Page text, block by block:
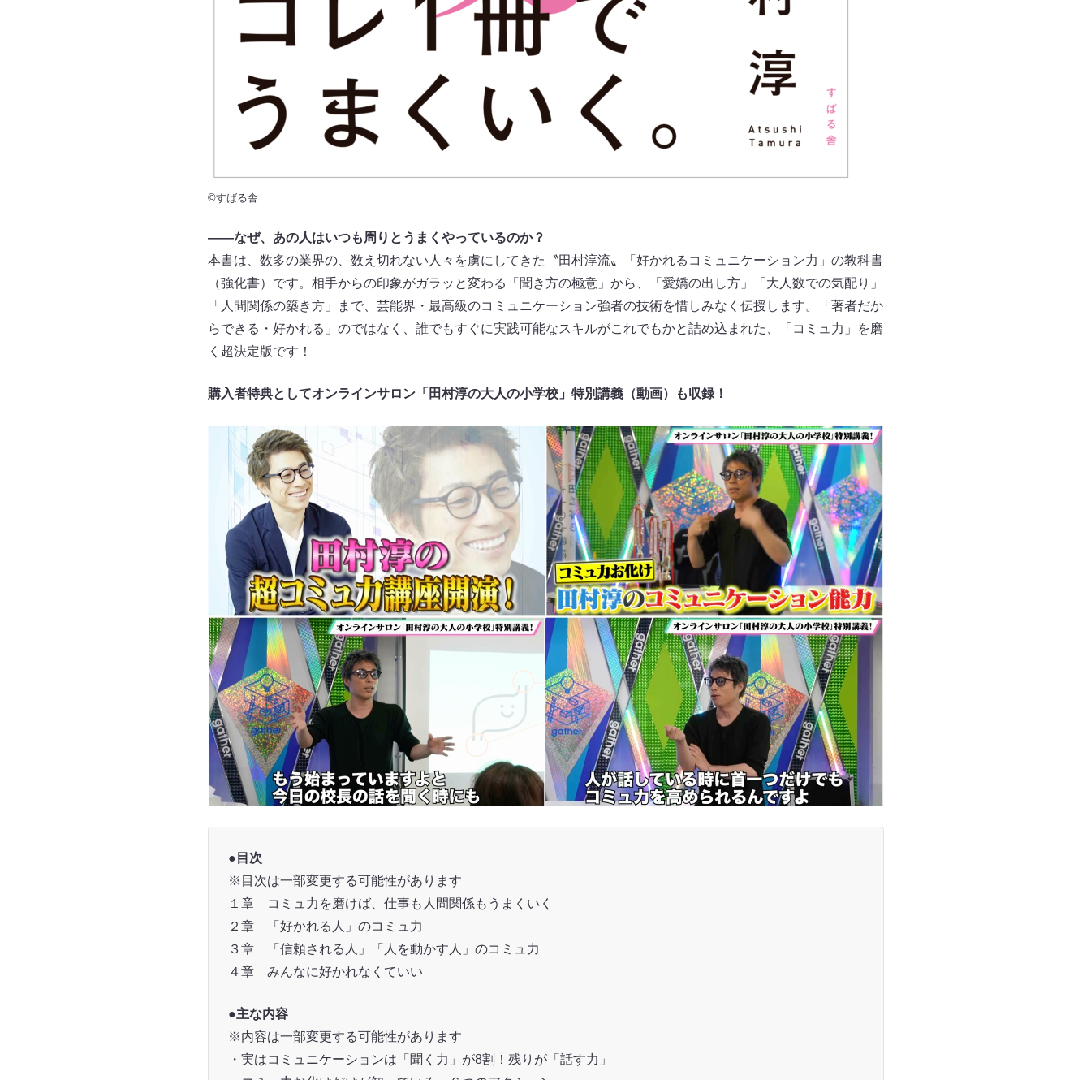
©すばる舎
――なぜ、あの人はいつも周りとうまくやっているのか？
本書は、数多の業界の、数え切れない人々を虜にしてきた〝田村淳流〟「好かれるコミュニケーション力」の教科書
（強化書）です。相手からの印象がガラッと変わる「聞き方の極意」から、「愛嬌の出し方」「大人数での気配り」
「人間関係の築き方」まで、芸能界・最高級のコミュニケーション強者の技術を惜しみなく伝授します。「著者だか
らできる・好かれる」のではなく、誰でもすぐに実践可能なスキルがこれでもかと詰め込まれた、「コミュ力」を磨
く超決定版です！
購入者特典としてオンラインサロン「田村淳の大人の小学校」特別講義（動画）も収録！
●目次
※目次は一部変更する可能性があります
１章 コミュ力を磨けば、仕事も人間関係もうまくいく
２章 「好かれる人」のコミュ力
３章 「信頼される人」「人を動かす人」のコミュ力
４章 みんなに好かれなくていい
●主な内容
※内容は一部変更する可能性があります
・実はコミュニケーションは「聞く力」が8割！残りが「話す力」